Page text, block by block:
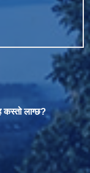
कस्तो लाग्छ?